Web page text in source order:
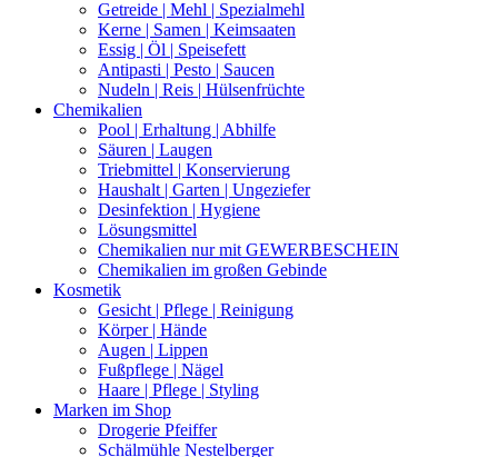
Getreide | Mehl | Spezialmehl
Kerne | Samen | Keimsaaten
Essig | Öl | Speisefett
Antipasti | Pesto | Saucen
Nudeln | Reis | Hülsenfrüchte
Chemikalien
Pool | Erhaltung | Abhilfe
Säuren | Laugen
Triebmittel | Konservierung
Haushalt | Garten | Ungeziefer
Desinfektion | Hygiene
Lösungsmittel
Chemikalien nur mit GEWERBESCHEIN
Chemikalien im großen Gebinde
Kosmetik
Gesicht | Pflege | Reinigung
Körper | Hände
Augen | Lippen
Fußpflege | Nägel
Haare | Pflege | Styling
Marken im Shop
Drogerie Pfeiffer
Schälmühle Nestelberger